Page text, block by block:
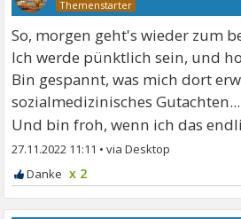
So, morgen geht's wieder zum
Ich werde pünktlich sein, und
Bin gespannt, was mich dort
sozialmedizinisches Gutachten...
Und bin froh, wenn ich das
27.11.2022 11:11 •
x 2